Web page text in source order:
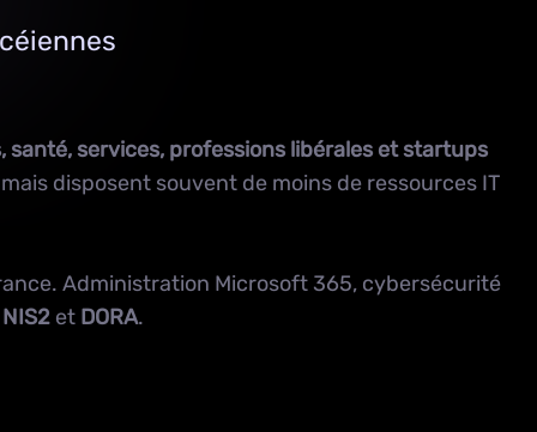
santé, services, professions libérales et startups
disposent souvent de moins de ressources IT
Administration Microsoft 365, cybersécurité
NIS2et DORA.